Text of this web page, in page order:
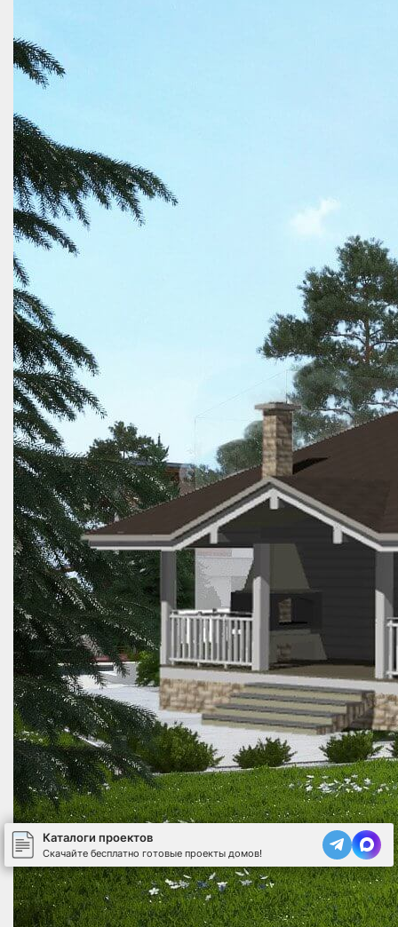
Каталоги проектов
Скачайте бесплатно готовые проекты домов!